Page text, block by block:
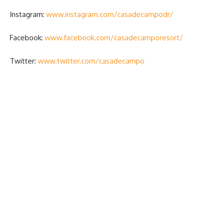
Instagram: www.instagram.com/casadecampodr/
Facebook: www.facebook.com/casadecamporesort/
Twitter: www.twitter.com/casadecampo